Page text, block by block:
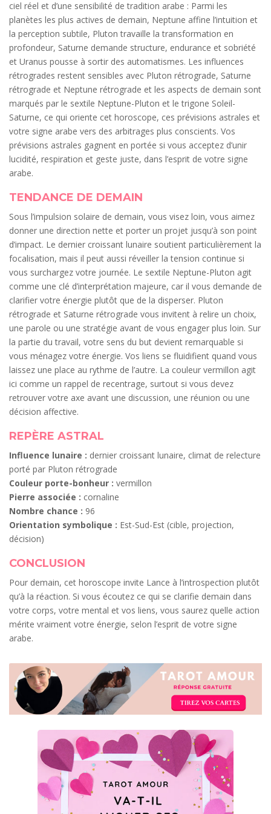
ciel réel et d’une sensibilité de tradition arabe : Parmi les
planètes les plus actives de demain, Neptune affine l’intuition et
la perception subtile, Pluton travaille la transformation en
profondeur, Saturne demande structure, endurance et sobriété
et Uranus pousse à sortir des automatismes. Les influences
rétrogrades restent sensibles avec Pluton rétrograde, Saturne
rétrograde et Neptune rétrograde et les aspects de demain sont
marqués par le sextile Neptune-Pluton et le trigone Soleil-
Saturne, ce qui oriente cet horoscope, ces prévisions astrales et
votre signe arabe vers des arbitrages plus conscients. Vos
prévisions astrales gagnent en portée si vous acceptez d’unir
lucidité, respiration et geste juste, dans l’esprit de votre signe
arabe.
TENDANCE DE DEMAIN
Sous l’impulsion solaire de demain, vous visez loin, vous aimez
donner une direction nette et porter un projet jusqu’à son point
d’impact. Le dernier croissant lunaire soutient particulièrement la
focalisation, mais il peut aussi réveiller la tension continue si
vous surchargez votre journée. Le sextile Neptune-Pluton agit
comme une clé d’interprétation majeure, car il vous demande de
clarifier votre énergie plutôt que de la disperser. Pluton
rétrograde et Saturne rétrograde vous invitent à relire un choix,
une parole ou une stratégie avant de vous engager plus loin. Sur
la partie du travail, votre sens du but devient remarquable si
vous ménagez votre énergie. Vos liens se fluidifient quand vous
laissez une place au rythme de l’autre. La couleur vermillon agit
ici comme un rappel de recentrage, surtout si vous devez
retrouver votre axe avant une discussion, une réunion ou une
décision affective.
REPÈRE ASTRAL
Influence lunaire : dernier croissant lunaire, climat de relecture
porté par Pluton rétrograde
Couleur porte-bonheur : vermillon
Pierre associée : cornaline
Nombre chance : 96
Orientation symbolique : Est-Sud-Est (cible, projection,
décision)
CONCLUSION
Pour demain, cet horoscope invite Lance à l’introspection plutôt
qu’à la réaction. Si vous écoutez ce qui se clarifie demain dans
votre corps, votre mental et vos liens, vous saurez quelle action
mérite vraiment votre énergie, selon l’esprit de votre signe
arabe.